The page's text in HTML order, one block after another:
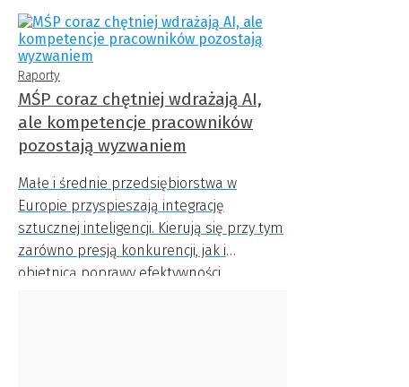
Factory.
Raporty
MŚP coraz chętniej wdrażają AI,
ale kompetencje pracowników
pozostają wyzwaniem
Małe i średnie przedsiębiorstwa w
Europie przyspieszają integrację
sztucznej inteligencji. Kierują się przy tym
zarówno presją konkurencji, jak i
obietnicą poprawy efektywności